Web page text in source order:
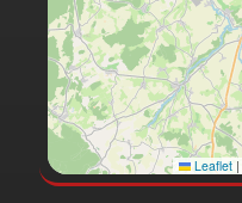
Leaflet |